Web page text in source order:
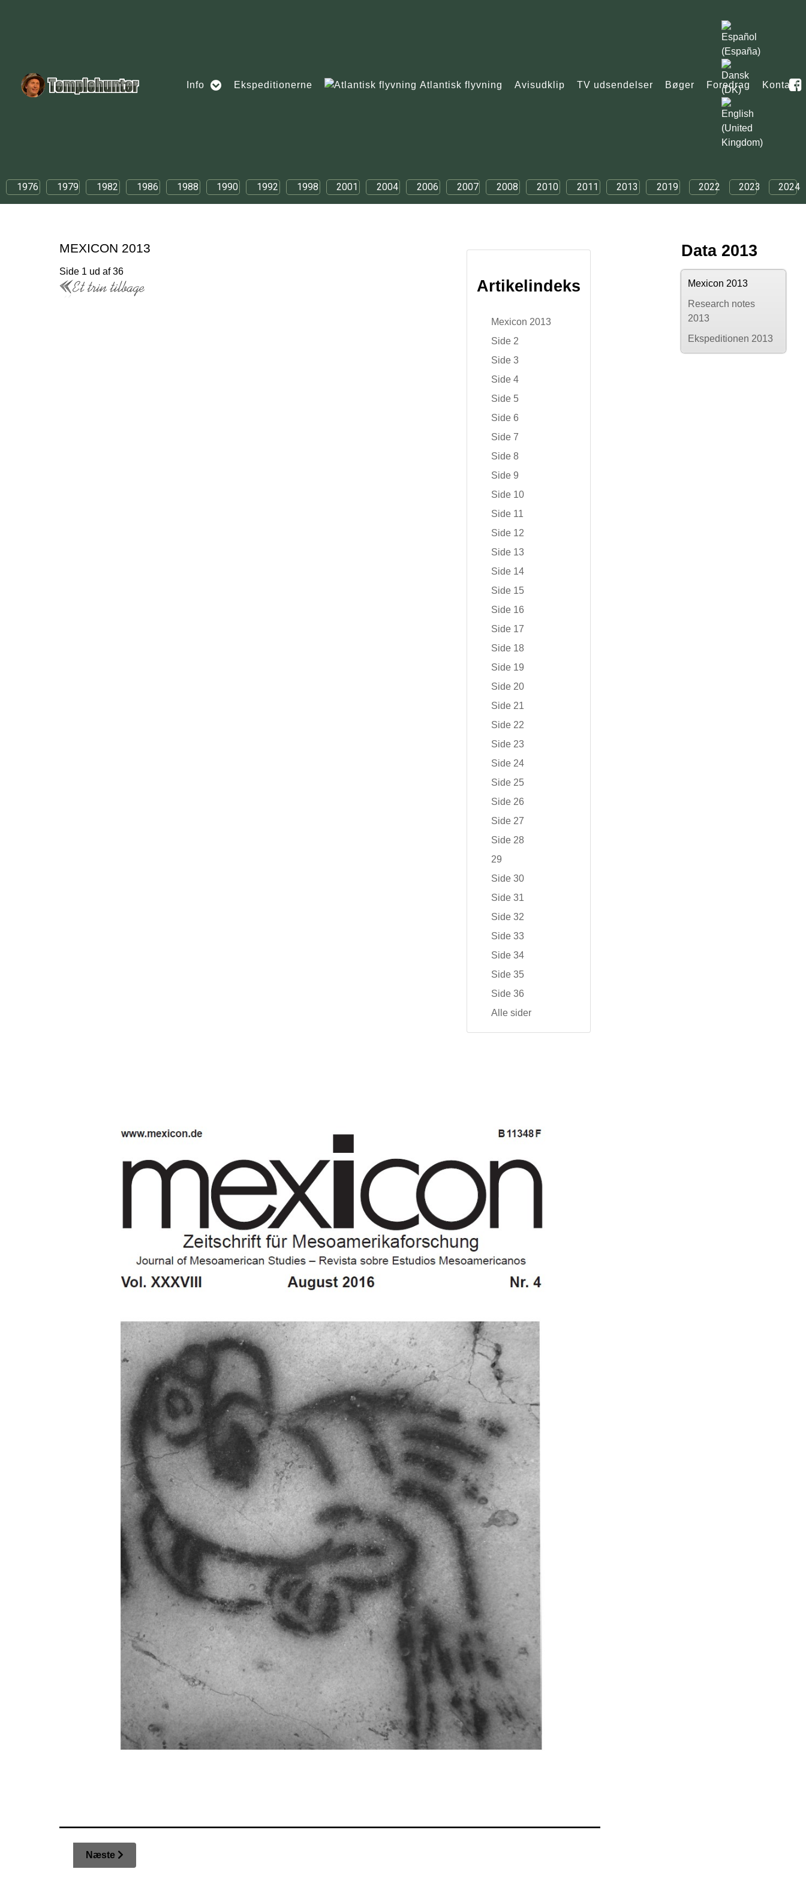
Info Ekspeditionerne Atlantisk flyvning Avisudklip TV udsendelser Bøger Foredrag Kontakt
1976 1979 1982 1986 1988 1990 1992 1998 2001 2004 2006 2007 2008 2010 2011 2013 2019 2022 2023 2024
MEXICON 2013
Artikelindeks
Mexicon 2013
Side 2
Side 3
Side 4
Side 5
Side 6
Side 7
Side 8
Side 9
Side 10
Side 11
Side 12
Side 13
Side 14
Side 15
Side 16
Side 17
Side 18
Side 19
Side 20
Side 21
Side 22
Side 23
Side 24
Side 25
Side 26
Side 27
Side 28
29
Side 30
Side 31
Side 32
Side 33
Side 34
Side 35
Side 36
Alle sider
Side 1 ud af 36
Næste
Data 2013
Mexicon 2013
Research notes
2013
Ekspeditionen 2013